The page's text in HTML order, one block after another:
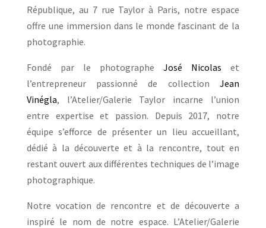
République, au 7 rue Taylor à Paris, notre espace
offre une immersion dans le monde fascinant de la
photographie.
Fondé par le photographeJosé Nicolas et
l’entrepreneur passionné de collectionJean
Vinégla, l’Atelier/Galerie Taylor incarne l’union
entre expertise et passion. Depuis 2017, notre
équipe s’efforce de présenter un lieu accueillant,
dédié à la découverte et à la rencontre, tout en
restant ouvert aux différentes techniques de l’image
photographique.
Notre vocation de rencontre et de découverte a
inspiré le nom de notre espace. L’Atelier/Galerie